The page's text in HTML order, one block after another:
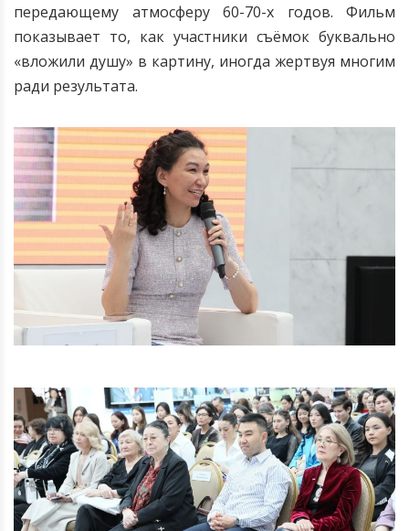
передающему атмосферу 60-70-х годов. Фильм
показывает то, как участники съёмок буквально
«вложили душу» в картину, иногда жертвуя многим
ради результата.